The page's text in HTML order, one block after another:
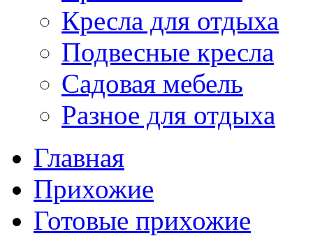
Кресла для отдыха
Подвесные кресла
Садовая мебель
Разное для отдыха
Главная
Прихожие
Готовые прихожие